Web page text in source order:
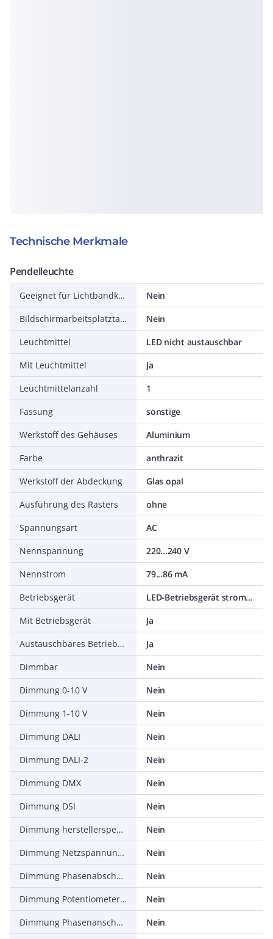
Technische Merkmale
Pendelleuchte
Geeignet für Lichtbandkonfiguration
Nein
Bildschirmarbeitsplatztauglich nach EN 12464-1
Nein
Leuchtmittel
LED nicht austauschbar
Mit Leuchtmittel
Ja
Leuchtmittelanzahl
1
Fassung
sonstige
Werkstoff des Gehäuses
Aluminium
Farbe
anthrazit
Werkstoff der Abdeckung
Glas opal
Ausführung des Rasters
ohne
Spannungsart
AC
Nennspannung
220...240 V
Nennstrom
79...86 mA
Betriebsgerät
LED-Betriebsgerät stromgesteuert
Mit Betriebsgerät
Ja
Austauschbares Betriebsgerät
Ja
Dimmbar
Nein
Dimmung 0-10 V
Nein
Dimmung 1-10 V
Nein
Dimmung DALI
Nein
Dimmung DALI-2
Nein
Dimmung DMX
Nein
Dimmung DSI
Nein
Dimmung herstellerspezifisch
Nein
Dimmung Netzspannungsmodulation
Nein
Dimmung Phasenabschnitt
Nein
Dimmung Potentiometer (geräteintegriert)
Nein
Dimmung Phasenanschnitt
Nein